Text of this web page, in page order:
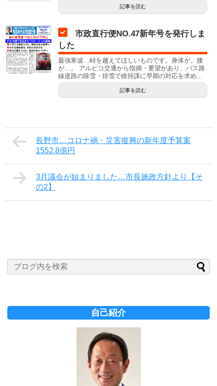
記事を読む
市政直行便NO.47新年号を発行しま
した
最強寒波…峠を越えてほしいものです。身体が、腰
が…。 アルピコ交通から指摘・要望があり、バス路
線道路の除雪・排雪で維持課に早期の対応を求め...
記事を読む
長野市…コロナ禍・災害復興の新年度予算案
1552.8億円
3月議会が始まりました…市長施政方針より【そ
の2】
自己紹介